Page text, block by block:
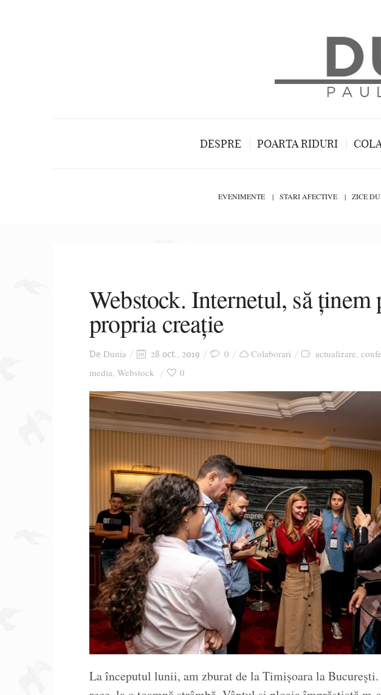
DESPRE POARTA RIDURI
EVENIMENTE STARI AFECTIVE ZICE
Webstock. Internetul, să ținem
propria creație
De Dunia 28 oct., 2019 0 Colaborari actualizare,
media, Webstock 0
La începutul lunii, am zburat de la Timișoara la